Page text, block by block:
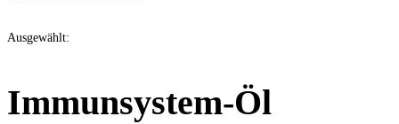
Ausgewählt:
Immunsystem-Öl